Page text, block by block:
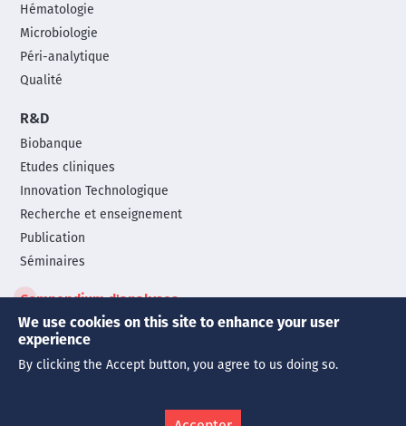
Hématologie
Microbiologie
Péri-analytique
Qualité
R&D
Biobanque
Etudes cliniques
Innovation Technologique
Recherche et enseignement
Publication
Séminaires
Compendium d'analyses
© Copyright 2026 | Tous droits réservés
We use cookies on this site to enhance your user
experience
By clicking the Accept button, you agree to us doing so.